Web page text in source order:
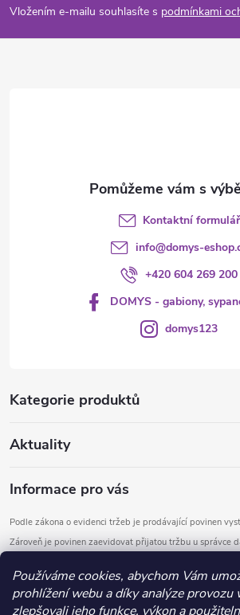
Používáme cookies, abychom Vám
prohlížení webu a díky analýze provozu
zlepšovali jeho funkce, výkon a
pVložením e-mailu souhlasíte s podmínkami
Kategorie produktů
Aktuality
Informace pro vás
Podle zákona o evidenci tržeb je prodávající povinen
Zároveň je povinen zaevidovat přijatou tržbu u správce
Kontaktní formulář
info@domys-
+420 604 269 200
DOMYS - gabiony,
domys123
Copyright 2026DOMYS. Všechna práva